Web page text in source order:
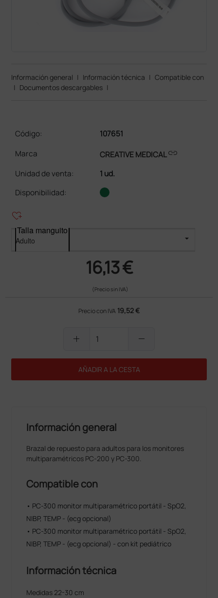
Información general | Información técnica | Compatible con
| Documentos descargables |
Código:
107651
Marca
CREATIVE MEDICALlink
Unidad de venta:
1 ud.
Disponibilidad:
heart_plus
Talla manguito
16,13 €
(Precio sin IVA)
Precio con IVA 19,52 €
add remove
AÑADIR A LA CESTA
Información general
Brazal de repuesto para adultos para los monitores
multiparamétricos PC-200 y PC-300.
Compatible con
• PC-300 monitor multiparamétrico portátil - SpO2,
NIBP, TEMP - (ecg opcional)
• PC-300 monitor multiparamétrico portátil - SpO2,
NIBP, TEMP - (ecg opcional) - con kit pediátrico
Información técnica
Medidas 22-30 cm